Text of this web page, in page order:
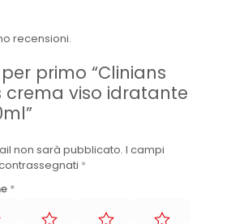
recensioni.
primo “Clinians
crema viso idratante
non sarà pubblicato. I campi
*
*